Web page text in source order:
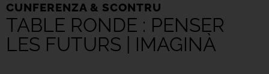
CUNFERENZA & SCONTRU
TABLE RONDE : PENSER
LES FUTURS | IMAGINÀ